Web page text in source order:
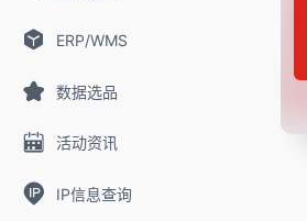
ERP/WMS
数据选品
活动资讯
IP信息查询